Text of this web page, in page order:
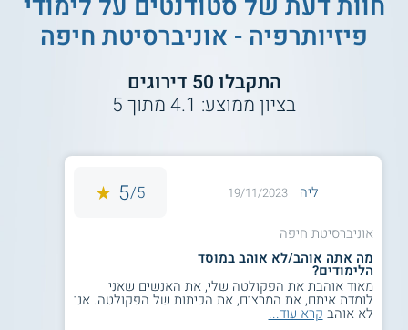
פיזיותרפיה - אוניברסיטת חיפה
התקבלו 50 דירוגים
בציון ממוצע: 4.1מתוך5
ליה 19/11/2023
5/
5
אוניברסיטת חיפה
מה אתה אוהב/לא אוהב במוסד
הלימודים?
מאוד אוהבת את הפקולטה שלי, את האנשים שאני
לומדת איתם, את המרצים, את הכיתות של הפקולטה. אני
לא אוהב קרא עוד...